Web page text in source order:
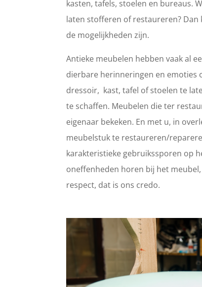
kasten, tafels, stoelen en bureaus.
laten stofferen of restaureren?
de mogelijkheden zijn.
Antieke meubelen hebben vaak al
dierbare herinneringen en emoties
dressoir, kast, tafel of stoelen te
te schaffen. Meubelen die ter
eigenaar bekeken. En met u, in
meubelstuk te restaureren/
karakteristieke gebruikssporen op
oneffenheden horen bij het
respect, dat is ons credo.